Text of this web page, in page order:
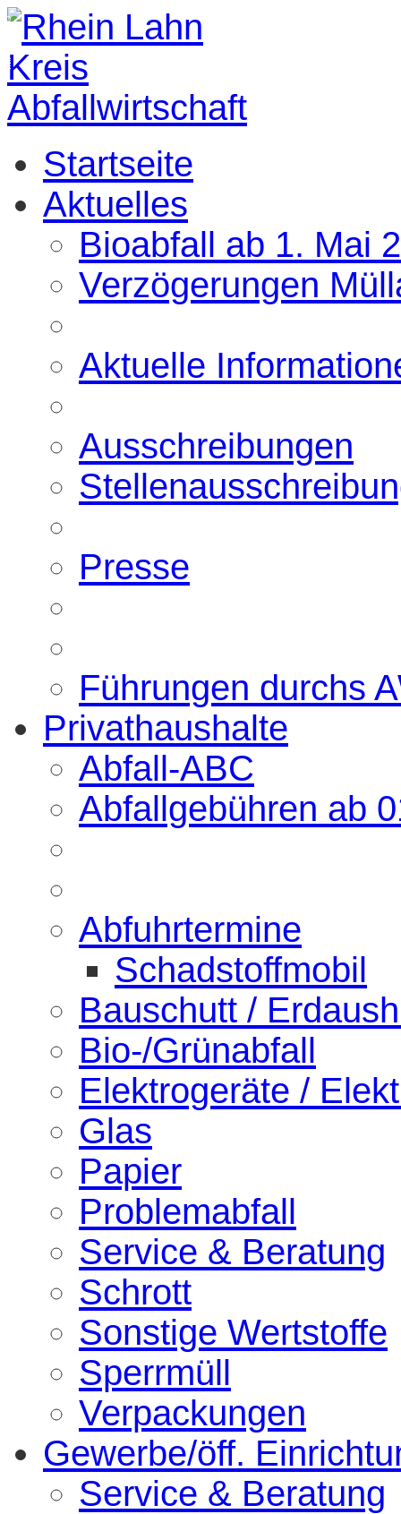
Startseite
Aktuelles
Bioabfall ab 1. Mai
Verzögerungen
Aktuelle
Ausschreibungen
Presse
Führungen durchs
Privathaushalte
Abfall-ABC
Abfallgebühren ab
Abfuhrtermine
Schadstoffmobil
Bauschutt /
Bio-/Grünabfall
Elektrogeräte /
Glas
Papier
Problemabfall
Service & Beratung
Schrott
Sonstige Wertstoffe
Sperrmüll
Verpackungen
Gewerbe/öff.
Service & Beratung
IMAGEVIDEO